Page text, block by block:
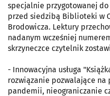
specjalnie przygotowanej
przed siedzibą Biblioteki w
Brodowicza. Lektury
nadanym wcześniej
skrzyneczce czytelnik
- Innowacyjna usługa
rozwiązanie pozwalające
pandemii, nieograniczanie